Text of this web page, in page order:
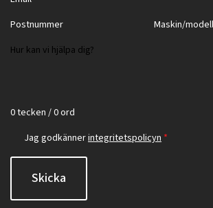
0 tecken / 0 ord
Jag godkännerintegritetspolicyn *
Skicka